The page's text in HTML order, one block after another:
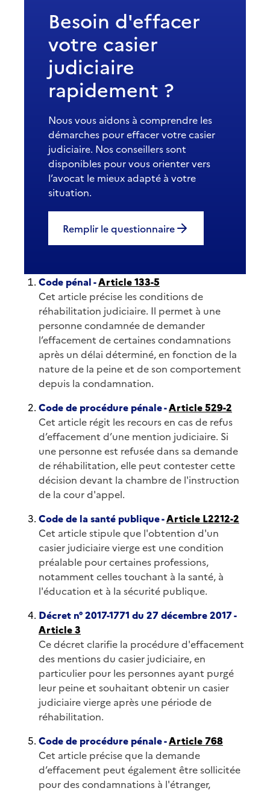
Besoin d'effacer
votre casier
judiciaire
rapidement ?
Nous vous aidons à comprendre les
démarches pour effacer votre casier
judiciaire. Nos conseillers sont
disponibles pour vous orienter vers
l’avocat le mieux adapté à votre
situation.
Remplir le questionnaire
Code pénal -Article 133-5
Cet article précise les conditions de
réhabilitation judiciaire. Il permet à une
personne condamnée de demander
l’effacement de certaines condamnations
après un délai déterminé, en fonction de la
nature de la peine et de son comportement
depuis la condamnation.
Code de procédure pénale -Article 529-2
Cet article régit les recours en cas de refus
d’effacement d’une mention judiciaire. Si
une personne est refusée dans sa demande
de réhabilitation, elle peut contester cette
décision devant la chambre de l'instruction
de la cour d'appel.
Code de la santé publique -Article L2212-2
Cet article stipule que l'obtention d'un
casier judiciaire vierge est une condition
préalable pour certaines professions,
notamment celles touchant à la santé, à
l'éducation et à la sécurité publique.
Décret n° 2017-1771 du 27 décembre 2017 -
Article 3
Ce décret clarifie la procédure d'effacement
des mentions du casier judiciaire, en
particulier pour les personnes ayant purgé
leur peine et souhaitant obtenir un casier
judiciaire vierge après une période de
réhabilitation.
Code de procédure pénale -Article 768
Cet article précise que la demande
d’effacement peut également être sollicitée
pour des condamnations à l'étranger,